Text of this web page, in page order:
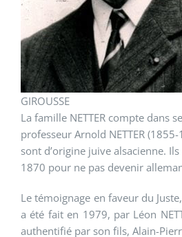
GIROUSSE
La famille NETTER compte dans
professeur Arnold NETTER (1855-
sont d’origine juive alsacienne.
1870 pour ne pas devenir
Le témoignage en faveur du
a été fait en 1979, par Léon
authentifié par son fils, Alain-